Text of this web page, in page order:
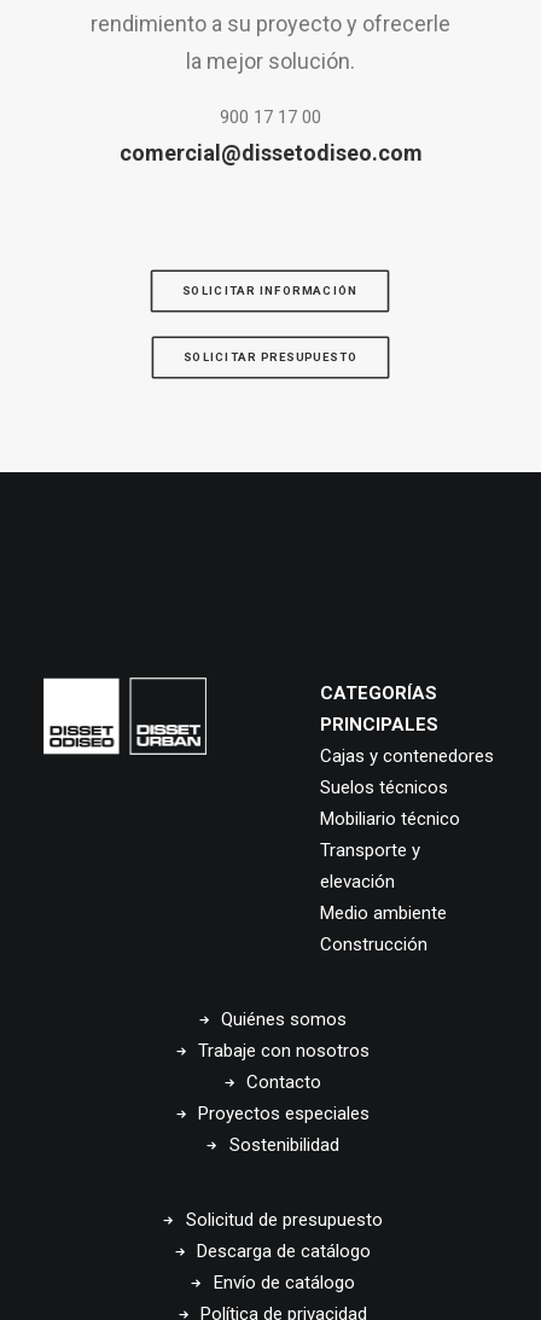
rendimiento a su proyecto y ofrecerle
la mejor solución.
900 17 17 00
comercial@dissetodiseo.com
SOLICITAR INFORMACIÓN
SOLICITAR PRESUPUESTO
CATEGORÍAS
PRINCIPALES
Cajas y contenedores
Suelos técnicos
Mobiliario técnico
Transporte y
elevación
Medio ambiente
Construcción
Quiénes somos
Trabaje con nosotros
Contacto
Proyectos especiales
Sostenibilidad
Solicitud de presupuesto
Descarga de catálogo
Envío de catálogo
Política de privacidad